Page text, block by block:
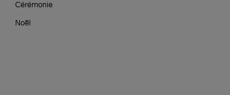
Cérémonie
Noël